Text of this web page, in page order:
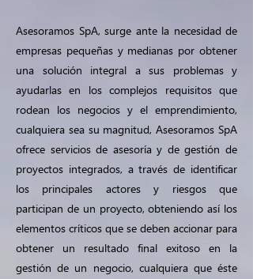
Asesoramos SpA, surge ante la necesidad de
empresas pequeñas y medianas por obtener
una solución integral a sus problemas y
ayudarlas en los complejos requisitos que
rodean los negocios y el emprendimiento,
cualquiera sea su magnitud, Asesoramos SpA
ofrece servicios de asesoría y de gestión de
proyectos integrados, a través de identificar
los principales actores y riesgos que
participan de un proyecto, obteniendo así los
elementos críticos que se deben accionar para
obtener un resultado final exitoso en la
gestión de un negocio, cualquiera que éste